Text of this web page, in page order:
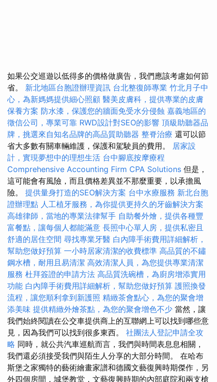
如果公交巡遊以低得多的價格做廣告，我們應該考慮如何節
省。 新北地區台胞證辦理資訊 台北整復師專業 竹北月子中
心，為新媽媽提供細心照顧 醫美皮膚科，提供專業的皮膚
保養方案 防水漆，保護您的牆面免受水分侵蝕 嘉義地區的
徵信公司，專業可靠 RWD設計對SEO的影響 頂級助聽器品
牌，挑選來自知名品牌的高品質助聽器 整脊治療 還可以節
省大多數有關車輛維護，保護和駕駛員的費用。 居家設
計，實現夢想中的理想生活 台中腳底按摩療程
Comprehensive Accounting Firm CPA Solutions 但是，
這可能會有風險，而且價格差異並不那麼重要，以承擔風
險。 提供量身打造的SEO解決方案 台中水療服務 新北台胞
證辦理點 人工植牙服務，為你提供更持久的牙齒解決方案
高雄律師，當地的專業法律幫手 自助餐外燴，提供各種豐
富餐點，讓每個人都能滿意 長照中心單人房，提供私密且
舒適的居住空間 尋找專業牙醫 白內障手術費用詳細解析，
幫助您做好預算 一小時居家清潔的收費標準 高品質的不鏽
鋼水槽，耐用且易清潔 高效清潔人員，為您提供專業清潔
服務 杜拜簽證的申請方法 高品質洗碗槽，為廚房增添實用
功能 白內障手術費用詳細解析，幫助您做好預算 護照換發
流程，讓您順利拿到新護照 精緻茶會點心，為您的聚會增
添美味 提供精緻外燴茶點，為您的聚會增色不少 當然，讓
我們始終閱讀在公交車提供商上的互聯網上可以找到哪些意
見，因為我們可以找到很多東西。 社團法人登記申請全攻
略 同時，就公共汽車巡航而言，我們與時間表息息相關，
我們還必須接受我們與陌生人分享的大部分時間。 在哈布
斯堡之家獨特的藝術繪畫家譜和德國文藝復興時期傑作，另
外四個房間，城堡教堂，文藝復興時期的內部庭院和兩支槍